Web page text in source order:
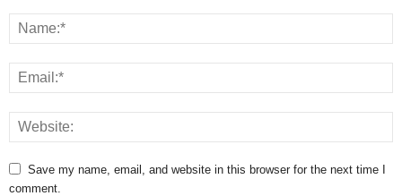
Save my name, email, and website in this browser for the next time I
comment.